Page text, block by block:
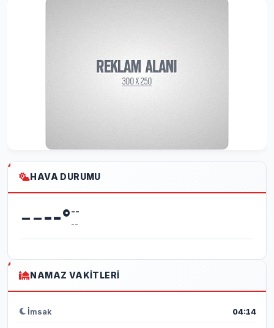
HAVA DURUMU
----°--
--
NAMAZ VAKITLERI
İmsak 04:14